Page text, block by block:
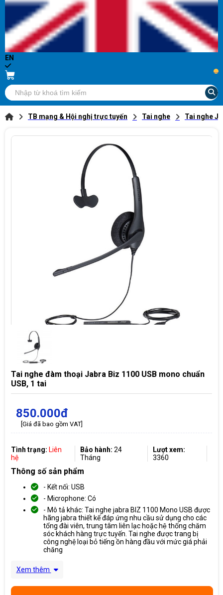
EN
...
TB mạng & Hội nghị trực tuyến Tai nghe Tai nghe
Tai nghe đàm thoại Jabra Biz 1100 USB mono chuẩn
USB, 1 tai
850.000đ
[Giá đã bao gồm VAT]
Tình trạng: Liên
hệ
Bảo hành: 24
Tháng
Lượt xem:
3360
Thông số sản phẩm
- Kết nối: USB
- Microphone: Có
- Mô tả khác: Tai nghe jabra BIZ 1100 Mono USB được
hãng jabra thiết kế đáp ứng nhu cầu sử dụng cho các
tổng đài viên, trung tâm liên lạc hoặc hệ thống chăm
sóc khách hàng trực tuyến. Tai nghe được trang bị
công nghệ loại bỏ tiếng ồn hàng đầu với mức giá phải
chăng
Xem thêm